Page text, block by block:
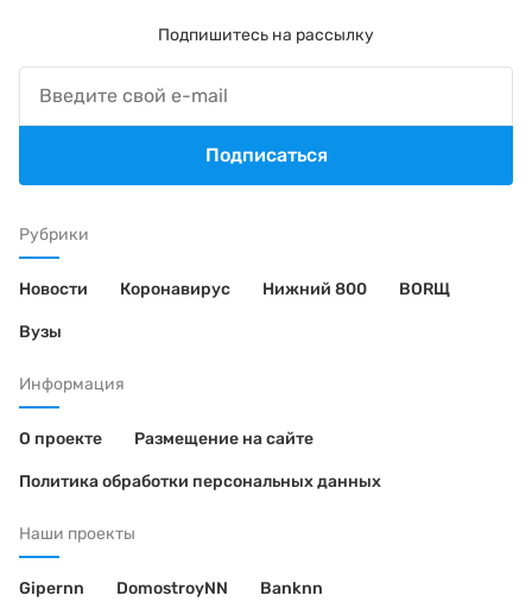
Рубрики
Новости Коронавирус Нижний 800 BORЩ
Вузы
Информация
О проекте Размещение на сайте
Политика обработки персональных данных
Наши проекты
Gipernn DomostroyNN Banknn
Подпишитесь на рассылку
Подписаться